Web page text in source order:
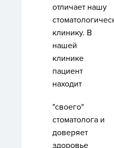
отличает нашу
клинику. В
нашей
клинике
пациент
находит
"своего"
стоматолога и
доверяет
здоровье